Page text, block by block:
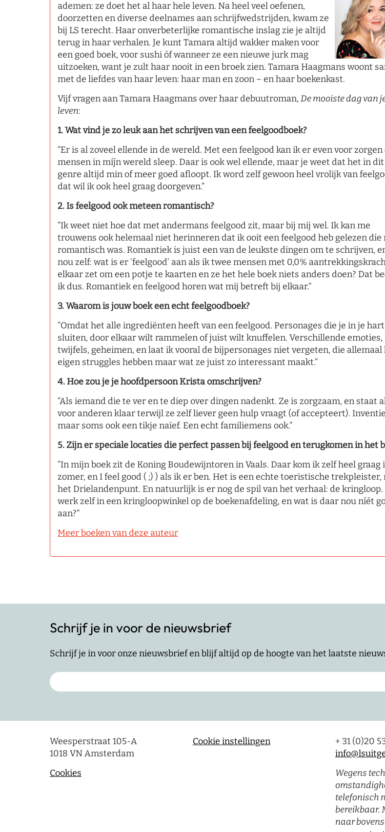
ademen: ze doet het al haar hele leven. Na heel veel oefenen,
doorzetten en diverse deelnames aan schrijfwedstrijden, kwam ze
bij LS terecht. Haar onverbeterlijke romantische inslag zie je altijd
terug in haar verhalen. Je kunt Tamara altijd wakker maken voor
een goed boek, voor sushi óf wanneer ze een nieuwe jurk mag
uitzoeken, want je zult haar nooit in een broek zien. Tamara Haagmans woont
met de liefdes van haar leven: haar man en zoon – en haar boekenkast.
Vijf vragen aan Tamara Haagmans over haar debuutroman, De mooiste dag van
leven:
1. Wat vind je zo leuk aan het schrijven van een feelgoodboek?
“Er is al zoveel ellende in de wereld. Met een feelgood kan ik er even voor
mensen in míjn wereld sleep. Daar is ook wel ellende, maar je weet dat het in dit
genre altijd min of meer goed afloopt. Ik word zelf gewoon heel vrolijk van
dat wil ik ook heel graag doorgeven.”
2. Is feelgood ook meteen romantisch?
“Ik weet niet hoe dat met andermans feelgood zit, maar bij mij wel. Ik kan me
trouwens ook helemaal niet herinneren dat ik ooit een feelgood heb gelezen die
romantisch was. Romantiek is juist een van de leukste dingen om te schrijven,
nou zelf: wat is er ‘feelgood’ aan als ik twee mensen met 0,0%
elkaar zet om een potje te kaarten en ze het hele boek niets anders doen? Dat
ik dus. Romantiek en feelgood horen wat mij betreft bij elkaar.”
3. Waarom is jouw boek een echt feelgoodboek?
“Omdat het alle ingrediënten heeft van een feelgood. Personages die je in je
sluiten, door elkaar wilt rammelen of juist wilt knuffelen. Verschillende emoties,
twijfels, geheimen, en laat ik vooral de bijpersonages niet vergeten, die allemaal
eigen struggles hebben maar wat ze juist zo interessant maakt.”
4. Hoe zou je je hoofdpersoon Krista omschrijven?
“Als iemand die te ver en te diep over dingen nadenkt. Ze is zorgzaam, en staat
voor anderen klaar terwijl ze zelf liever geen hulp vraagt (of accepteert).
maar soms ook een tikje naïef. Een echt familiemens ook.”
5. Zijn er speciale locaties die perfect passen bij feelgood en terugkomen in het
“In mijn boek zit de Koning Boudewijntoren in Vaals. Daar kom ik zelf heel graag
zomer, en I feel good ( ;) ) als ik er ben. Het is een echte toeristische trekpleister,
het Drielandenpunt. En natuurlijk is er nog de spil van het verhaal: de kringloop.
werk zelf in een kringloopwinkel op de boekenafdeling, en wat is daar nou níét
aan?”
Meer boeken van deze auteur
Schrijf je in voor de nieuwsbrief
Schrijf je in voor onze nieuwsbrief en blijf altijd op de hoogte van het laatste
Weesperstraat 105-A
1018 VN Amsterdam
Cookies
Cookie instellingen
+ 31 (0)20
Wegens
telefonisch
bereikbaar.
naar